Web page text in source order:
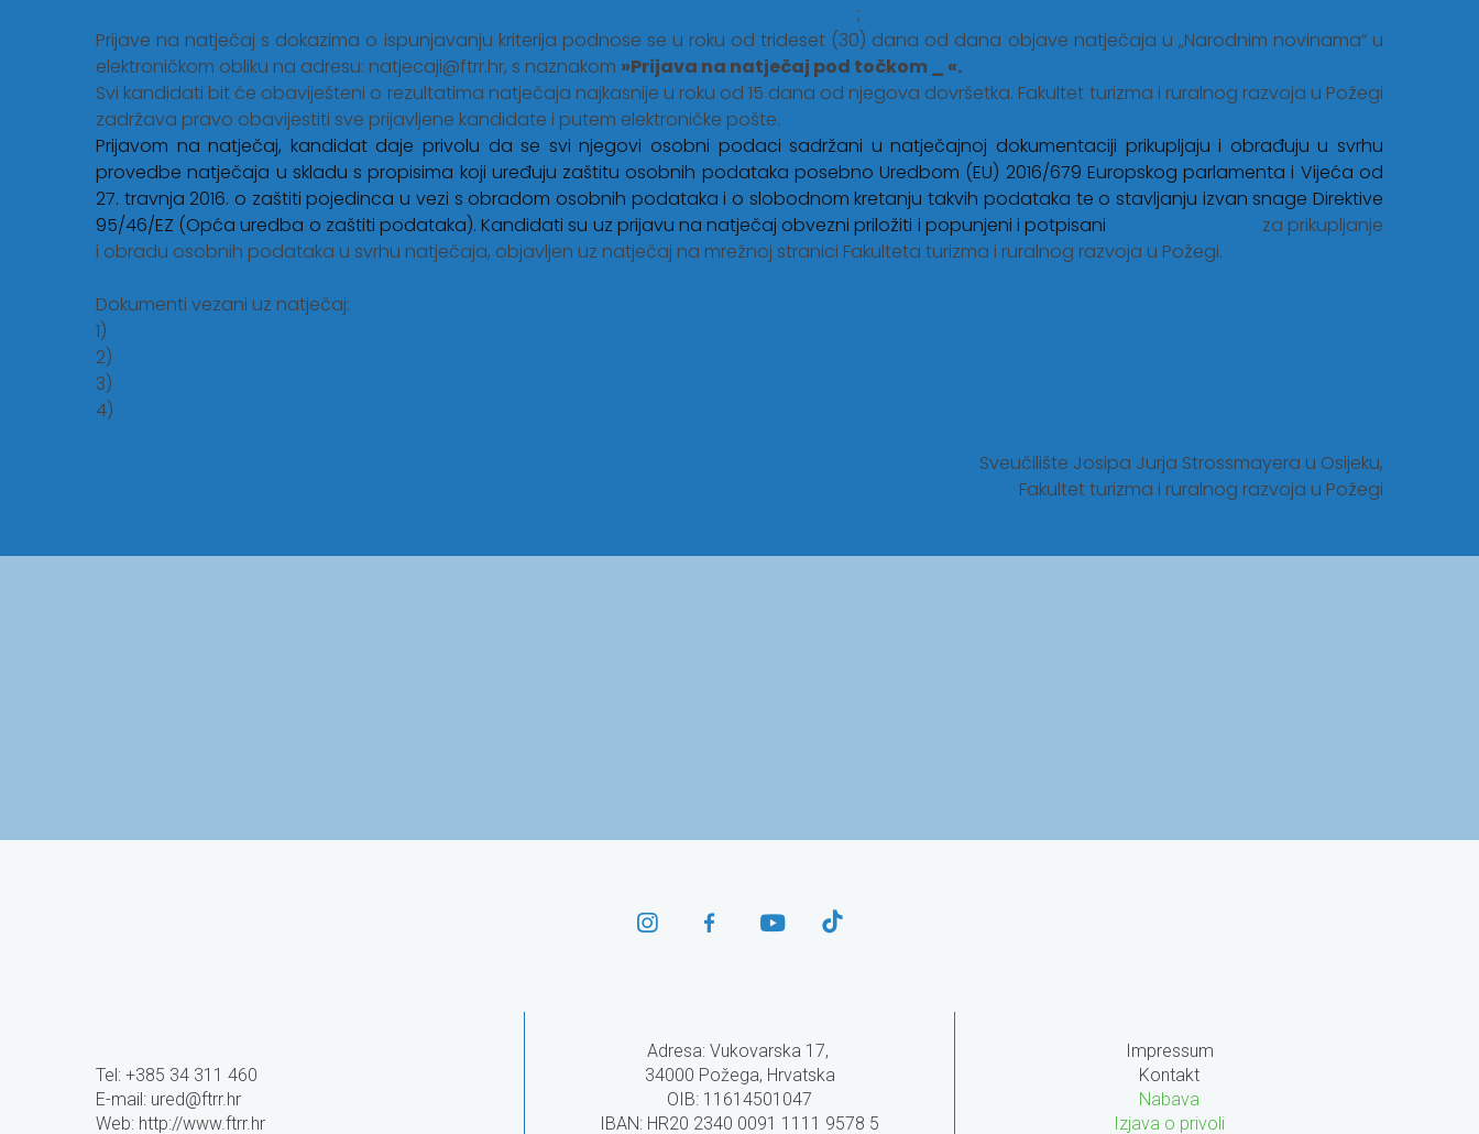
;
Prijave na natječaj s dokazima o ispunjavanju kriterija podnose se u roku od trideset (30) dana od dana objave natječaja u „Narodnim novinama“ u
elektroničkom obliku na adresu: natjecaji@ftrr.hr, s naznakom »Prijava na natječaj pod točkom _ ­­­«.
Svi kandidati bit će obaviješteni o rezultatima natječaja najkasnije u roku od 15 dana od njegova dovršetka. Fakultet turizma i ruralnog razvoja u Požegi
zadržava pravo obavijestiti sve prijavljene kandidate i putem elektroničke pošte.
Prijavom na natječaj, kandidat daje privolu da se svi njegovi osobni podaci sadržani u natječajnoj dokumentaciji prikupljaju i obrađuju u svrhu
provedbe natječaja u skladu s propisima koji uređuju zaštitu osobnih podataka posebno Uredbom (EU) 2016/679 Europskog parlamenta i Vijeća od
27. travnja 2016. o zaštiti pojedinca u vezi s obradom osobnih podataka i o slobodnom kretanju takvih podataka te o stavljanju izvan snage Direktive
95/46/EZ (Opća uredba o zaštiti podataka). Kandidati su uz prijavu na natječaj obvezni priložiti i popunjeni i potpisani
za prikupljanje
i obradu osobnih podataka u svrhu natječaja, objavljen uz natječaj na mrežnoj stranici Fakulteta turizma i ruralnog razvoja u Požegi.
Dokumenti vezani uz natječaj:
1)
2)
3)
4)
Sveučilište Josipa Jurja Strossmayera u Osijeku,
Fakultet turizma i ruralnog razvoja u Požegi
Tel: +385 34 311 460
E-mail: ured@ftrr.hr
Web: http://www.ftrr.hr
Adresa: Vukovarska 17,
34000 Požega, Hrvatska
OIB: 11614501047
IBAN: HR20 2340 0091 1111 9578 5
Impressum
Kontakt
Nabava
Izjava o privoli